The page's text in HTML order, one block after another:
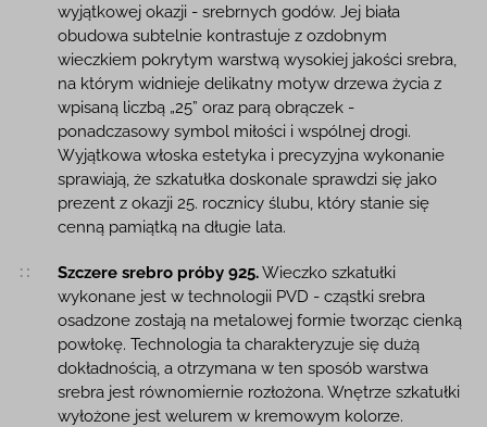
wyjątkowej okazji - srebrnych godów. Jej biała
obudowa subtelnie kontrastuje z ozdobnym
wieczkiem pokrytym warstwą wysokiej jakości srebra,
na którym widnieje delikatny motyw drzewa życia z
wpisaną liczbą „25” oraz parą obrączek -
ponadczasowy symbol miłości i wspólnej drogi.
Wyjątkowa włoska estetyka i precyzyjna wykonanie
sprawiają, że szkatułka doskonale sprawdzi się jako
prezent z okazji 25. rocznicy ślubu, który stanie się
cenną pamiątką na długie lata.
Szczere srebro próby 925.Wieczko szkatułki
wykonane jest w technologii PVD - cząstki srebra
osadzone zostają na metalowej formie tworząc cienką
powłokę. Technologia ta charakteryzuje się dużą
dokładnością, a otrzymana w ten sposób warstwa
srebra jest równomiernie rozłożona. Wnętrze szkatułki
wyłożone jest welurem w kremowym kolorze.